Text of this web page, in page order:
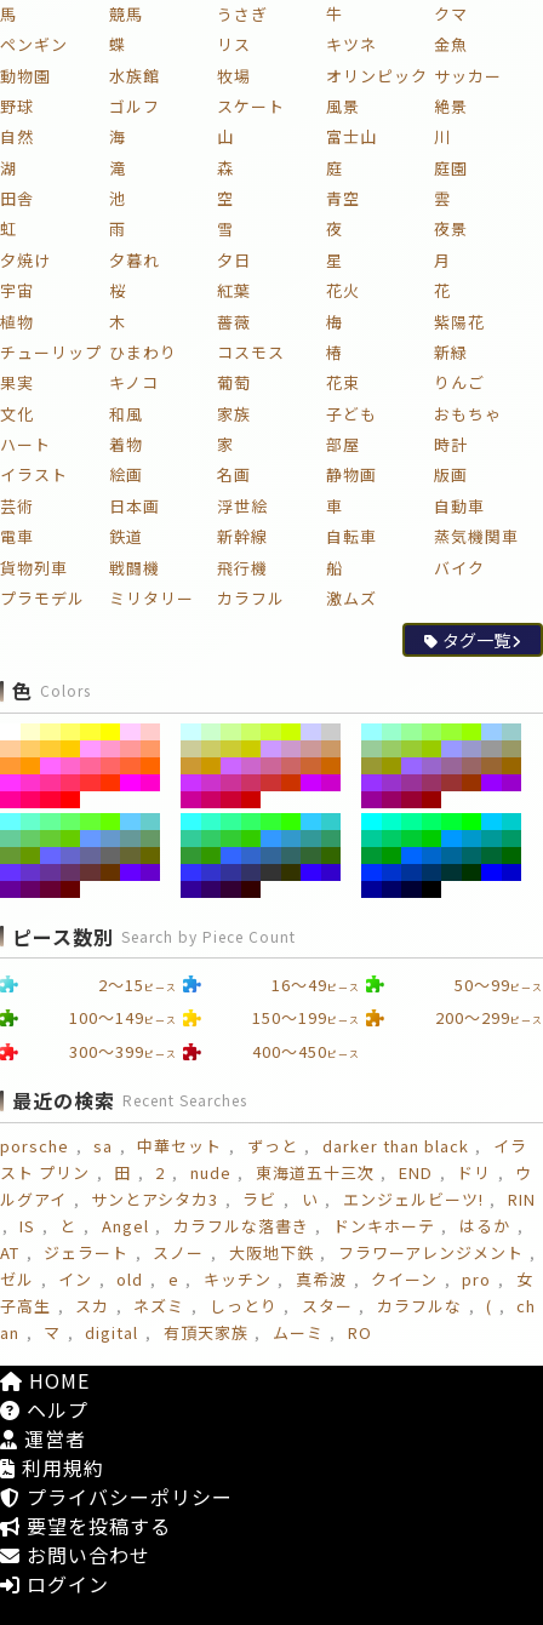
馬
競馬 うさぎ 牛
クマ
ペンギン
蝶 リス キツネ
金魚
動物園
水族館 牧場 オリンピック サッカー
野球
ゴルフ スケート 風景
絶景
自然
海 山 富士山
川
湖
滝 森 庭
庭園
田舎
池 空 青空
雲
虹
雨 雪 夜
夜景
夕焼け
夕暮れ 夕日 星
月
宇宙
桜 紅葉 花火
花
植物
木 薔薇 梅
紫陽花
チューリップ ひまわり コスモス 椿
新緑
果実
キノコ 葡萄 花束
りんご
文化
和風 家族 子ども
おもちゃ
ハート
着物 家 部屋
時計
イラスト
絵画 名画 静物画
版画
芸術
日本画 浮世絵 車
自動車
電車
鉄道 新幹線 自転車
蒸気機関車
貨物列車
戦闘機 飛行機 船
バイク
プラモデル
ミリタリー カラフル 激ムズ
タグ一覧
色 Colors
ピース数別 Search by Piece Count
2～15 ピース 16～49ピース 50～99ピース
100～149ピース 150～199ピース 200～299ピース
300～399ピース 400～450ピース
最近の検索 Recent Searches
porsche sa 中華セット ずっと darker than black
イラ
スト プリン
田 2 nude 東海道五十三次 END ドリ
ウ
ルグアイ
サンとアシタカ3 ラビ い エンジェルビーツ!
RIN
IS
と Angel カラフルな落書き ドンキホーテ
はるか
AT
ジェラート スノー 大阪地下鉄
フラワーアレンジメント
ゼル
イン old e キッチン 真希波 クイーン pro
女
子高生
スカ ネズミ しっとり スター カラフルな (
ch
an
マ digital 有頂天家族 ムーミ RO
HOME
ヘルプ
運営者
利用規約
プライバシーポリシー
要望を投稿する
お問い合わせ
ログイン